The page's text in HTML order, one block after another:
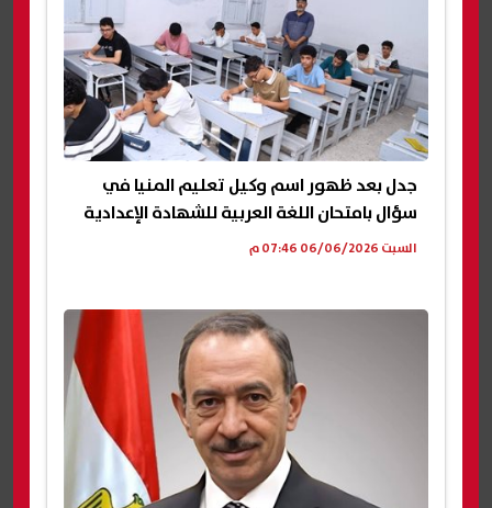
جدل بعد ظهور اسم وكيل تعليم المنيا في
سؤال بامتحان اللغة العربية للشهادة الإعدادية
السبت 06/06/2026 07:46 م